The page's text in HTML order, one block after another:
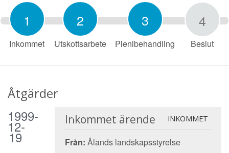
1
Inkommet
2
Utskottsarbete
3
Plenibehandling
4
Beslut
Åtgärder
1999-
12-
19
Inkommet ärende INKOMMET
Från: Ålands landskapsstyrelse